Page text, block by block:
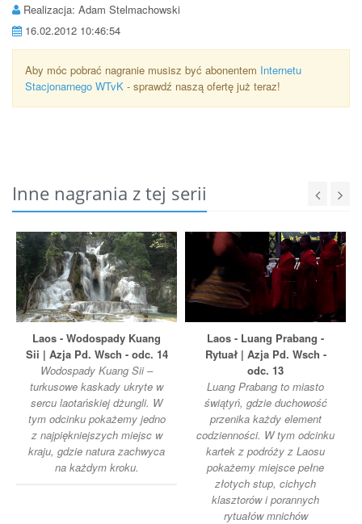
Realizacja: Adam Stelmachowski
16.02.2012 10:46:54
Aby móc pobrać nagranie musisz być abonentem Internetu
Stacjonarnego WTvK - sprawdź naszą ofertę już teraz!
Inne nagrania z tej serii
Laos - Wodospady Kuang
Sii | Azja Pd. Wsch - odc. 14
Wodospady Kuang Sii –
turkusowe kaskady ukryte w
sercu laotańskiej dżungli. W
tym odcinku pokażemy jedno
z najpiękniejszych miejsc w
kraju, gdzie natura zachwyca
na każdym kroku.
Laos - Luang Prabang -
Rytuał | Azja Pd. Wsch -
odc. 13
Luang Prabang to miasto
świątyń, gdzie duchowość
przenika każdy element
codzienności. W tym odcinku
kartek z podróży z Laosu
pokażemy miejsce pełne
złotych stup, cichych
klasztorów i porannych
rytuałów mnichów